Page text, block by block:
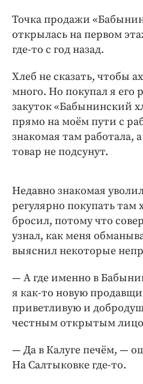
Работодатель года
Точка продажи
открылась на первом
где-то с год назад.
Хлеб не сказать, чтобы
много. Но покупал я его
закуток «Бабынинский
прямо на моём пути с
знакомая там работала,
товар не подсунут.
Недавно знакомая
регулярно покупать там
бросил, потому что
узнал, как меня
выяснил некоторые
— А где именно в
я как-то новую
приветливую и
честным открытым
— Да в Калуге печём, —
На Салтыковке где-то.